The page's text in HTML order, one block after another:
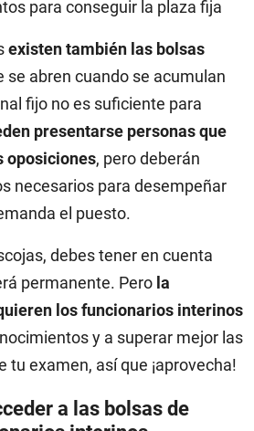
para conseguir la plaza fija
existen también las bolsas
se abren cuando se acumulan
fijo no es suficiente para
presentarse personas que
oposiciones, pero deberán
necesarios para desempeñar
el puesto.
debes tener en cuenta
permanente. Pero la
los funcionarios interinos
y a superar mejor las
tu examen, así que ¡aprovecha!
a las bolsas de